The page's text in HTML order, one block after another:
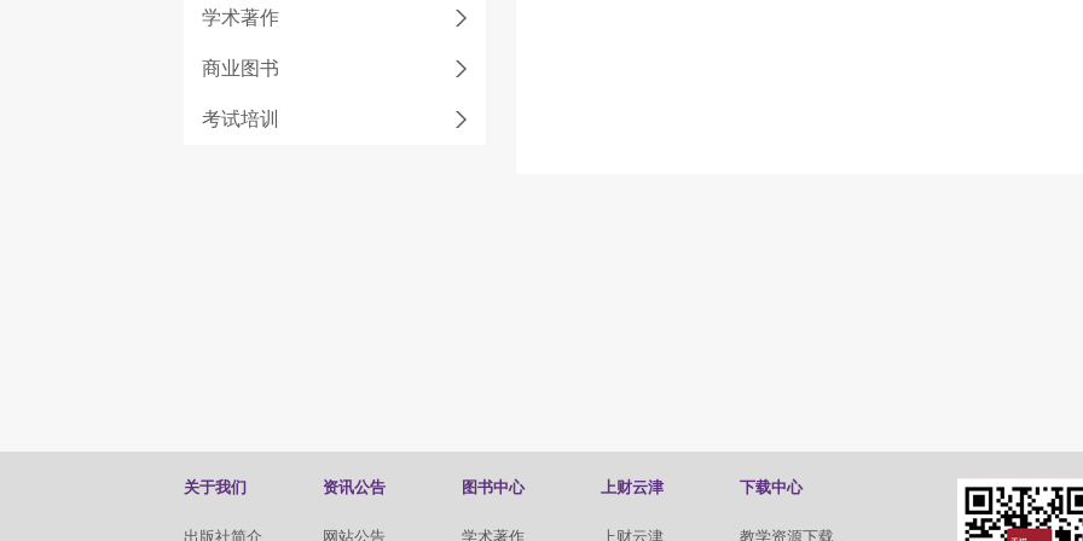
学术著作
商业图书
考试培训
关于我们
出版社简介
资讯公告
网站公告
图书中心
学术著作
上财云津
上财云津
下载中心
教学资源下载